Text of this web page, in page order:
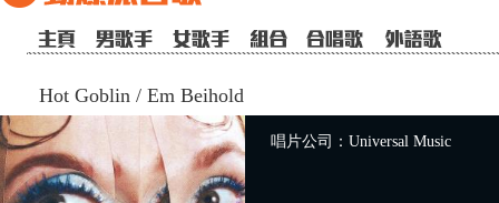
Hot Goblin / Em Beihold
唱片公司：Universal Music